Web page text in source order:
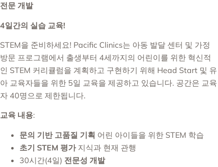
전문 개발
4일간의 실습 교육!
STEM을 준비하세요! Pacific Clinics는 아동 발달 센터 및 가정
방문 프로그램에서 출생부터 4세까지의 어린이를 위한 혁신적
인 STEM 커리큘럼을 계획하고 구현하기 위해 Head Start 및 유
아 교육자들을 위한 5일 교육을 제공하고 있습니다. 공간은 교육
자 40명으로 제한됩니다.
교육 내용:
문의 기반 고품질 기획 어린 아이들을 위한 STEM 학습
초기 STEM 평가지식과 현재 관행
30시간(4일) 전문성 개발